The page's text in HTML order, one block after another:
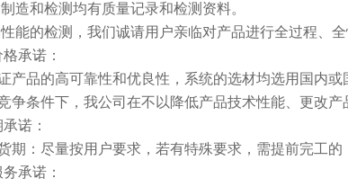
和检测均有质量记录和检测资料。
的检测，我们诚请用户亲临对产品进行全过程、全
承诺：
品的高可靠性和优良性，系统的选材均选用国内或
条件下，我公司在不以降低产品技术性能、更改产
诺：
：尽量按用户要求，若有特殊要求，需提前完工的
承诺：